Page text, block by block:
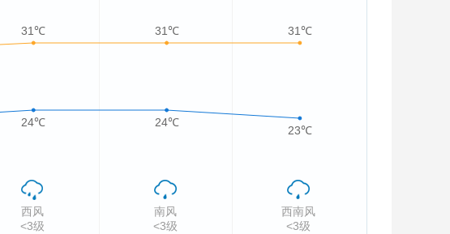
31℃ 31℃ 31℃
24℃ 24℃
23℃
西风 南风
西南风
<3级 <3级 <3级